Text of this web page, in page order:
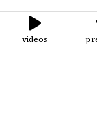
videos